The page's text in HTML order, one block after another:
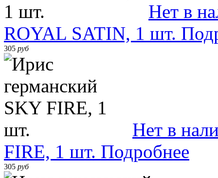
Нет в
ROYAL SATIN, 1 шт.
305 руб
Нет в
FIRE, 1 шт. Подробнее
305 руб